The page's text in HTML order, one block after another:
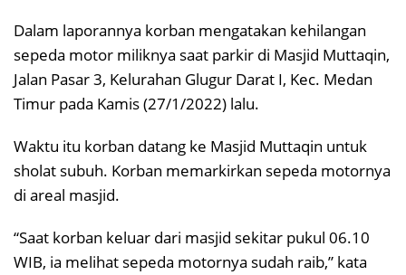
Dalam laporannya korban mengatakan kehilangan
sepeda motor miliknya saat parkir di Masjid Muttaqin,
Jalan Pasar 3, Kelurahan Glugur Darat I, Kec. Medan
Timur pada Kamis (27/1/2022) lalu.
Waktu itu korban datang ke Masjid Muttaqin untuk
sholat subuh. Korban memarkirkan sepeda motornya
di areal masjid.
“Saat korban keluar dari masjid sekitar pukul 06.10
WIB, ia melihat sepeda motornya sudah raib,” kata